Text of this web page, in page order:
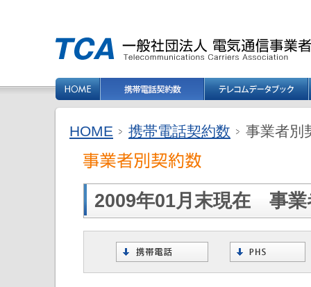
HOME 携帯電話契約数 事業者別
2009年01月末現在 事業